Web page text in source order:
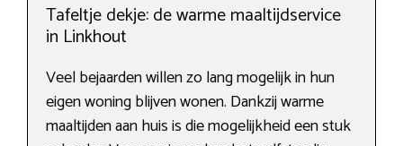
Tafeltje dekje: de warme maaltijdservice
in Linkhout
Veel bejaarden willen zo lang mogelijk in hun
eigen woning blijven wonen. Dankzij warme
maaltijden aan huis is die mogelijkheid een stuk